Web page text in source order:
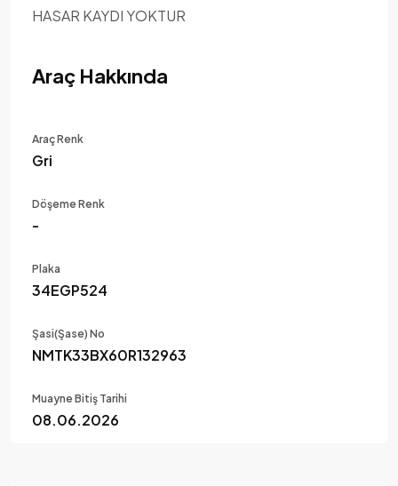
Araç Hakkında
Araç Renk
Gri
Döşeme Renk
-
Plaka
34EGP524
Şasi(Şase) No
NMTK33BX60R132963
Muayne Bitiş Tarihi
08.06.2026
HASAR KAYDI YOKTUR